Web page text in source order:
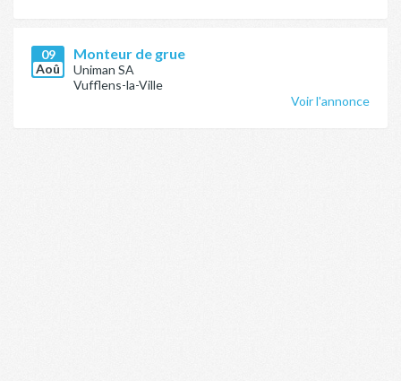
09
Aoû
Monteur de grue
Uniman SA
Vufflens-la-Ville
Voir l'annonce